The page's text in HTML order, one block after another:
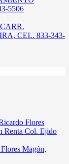
CEL. 833-343-
Magón,